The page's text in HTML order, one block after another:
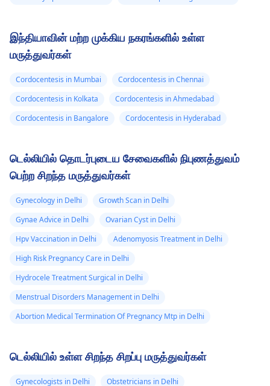
கையாள்வது ஆகியவை
அடங்கும். வருகை
aமகப்பேறு
மருத்துவர் மேலும்
இரண்டு முறை நடந்தால்
எல்லாம் நன்றாக
ஆனால் இது அடிக்கடி
பேசலாம்.மகப்பேறு
மருத்துவர்எல்லாம்
உறுதிப்படுத்த
இந்தியாவின் மற்ற முக்கிய நகரங்களில் உள்ள
மருத்துவர்கள்
Cordocentesis in Mumbai
Cordocentesis in Chennai
Cordocentesis in Kolkata
Cordocentesis in Ahmedabad
Cordocentesis in Bangalore
Cordocentesis in Hyderabad
டெல்லியில் தொடர்புடைய சேவைகளில் நிபுணத்துவம்
பெற்ற சிறந்த மருத்துவர்கள்
Gynecology in Delhi
Growth Scan in Delhi
Gynae Advice in Delhi
Ovarian Cyst in Delhi
Hpv Vaccination in Delhi
Adenomyosis Treatment in Delhi
High Risk Pregnancy Care in Delhi
Hydrocele Treatment Surgical in Delhi
Menstrual Disorders Management in Delhi
Abortion Medical Termination Of Pregnancy Mtp in Delhi
டெல்லியில் உள்ள சிறந்த சிறப்பு மருத்துவர்கள்
Gynecologists in Delhi
Obstetricians in Delhi